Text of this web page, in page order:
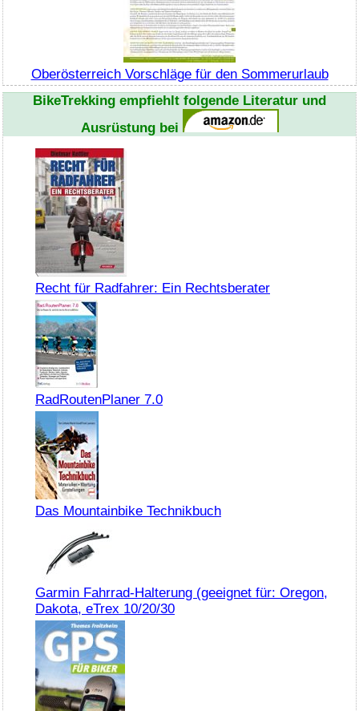
Oberösterreich Vorschläge für den Sommerurlaub
BikeTrekking empfiehlt folgende Literatur und
Ausrüstung bei
Recht für Radfahrer: Ein Rechtsberater
RadRoutenPlaner 7.0
Das Mountainbike Technikbuch
Garmin Fahrrad-Halterung (geeignet für: Oregon,
Dakota, eTrex 10/20/30